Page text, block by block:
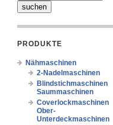
PRODUKTE
Nähmaschinen
2-Nadelmaschinen
Blindstichmaschinen
Saummaschinen
Coverlockmaschinen
Ober-
Unterdeckmaschinen